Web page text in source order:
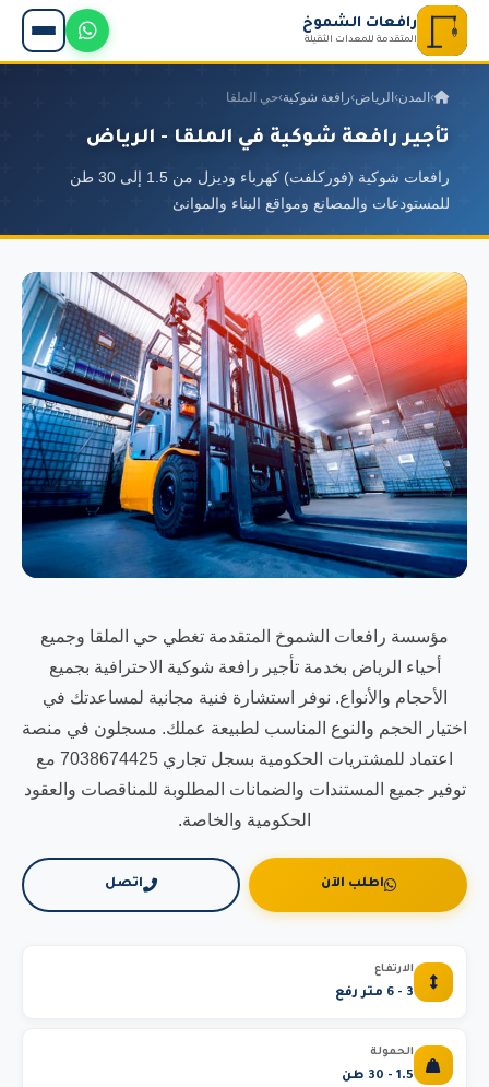
رافعات الشموخ
المتقدمة للمعدات الثقيلة
› المدن› الرياض›رافعة شوكية›حي الملقا
تأجير رافعة شوكية في الملقا - الرياض
رافعات شوكية (فوركلفت) كهرباء وديزل من 1.5 إلى 30 طن
للمستودعات والمصانع ومواقع البناء والموانئ
مؤسسة رافعات الشموخ المتقدمة تغطي حي الملقا وجميع
أحياء الرياض بخدمة تأجير رافعة شوكية الاحترافية بجميع
الأحجام والأنواع. نوفر استشارة فنية مجانية لمساعدتك في
اختيار الحجم والنوع المناسب لطبيعة عملك. مسجلون في منصة
اعتماد للمشتريات الحكومية بسجل تجاري 7038674425 مع
توفير جميع المستندات والضمانات المطلوبة للمناقصات والعقود
الحكومية والخاصة.
اطلب الآن اتصل
الارتفاع
3 - 6 متر رفع
الحمولة
1.5 - 30 طن